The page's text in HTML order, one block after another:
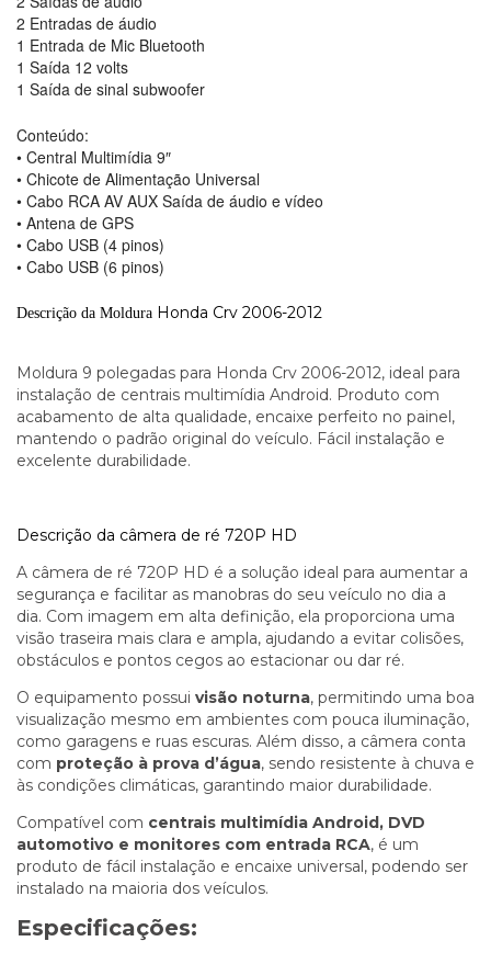
2 Entradas de áudio
1 Entrada de Mic Bluetooth
1 Saída 12 volts
1 Saída de sinal subwoofer
Conteúdo:
• Central Multimídia 9″
• Chicote de Alimentação Universal
• Cabo RCA AV AUX Saída de áudio e vídeo
• Antena de GPS
• Cabo USB (4 pinos)
• Cabo USB (6 pinos)
Descrição da Moldura Honda Crv 2006-2012
Moldura 9 polegadas para Honda Crv 2006-2012, ideal para
instalação de centrais multimídia Android. Produto com
acabamento de alta qualidade, encaixe perfeito no painel,
mantendo o padrão original do veículo. Fácil instalação e
excelente durabilidade.
Descrição da câmera de ré 720P HD
A câmera de ré 720P HD é a solução ideal para aumentar a
segurança e facilitar as manobras do seu veículo no dia a
dia. Com imagem em alta definição, ela proporciona uma
visão traseira mais clara e ampla, ajudando a evitar colisões,
obstáculos e pontos cegos ao estacionar ou dar ré.
O equipamento possui visão noturna, permitindo uma boa
visualização mesmo em ambientes com pouca iluminação,
como garagens e ruas escuras. Além disso, a câmera conta
com proteção à prova d’água, sendo resistente à chuva e
às condições climáticas, garantindo maior durabilidade.
Compatível com centrais multimídia Android, DVD
automotivo e monitores com entrada RCA, é um
produto de fácil instalação e encaixe universal, podendo ser
instalado na maioria dos veículos.
Especificações: